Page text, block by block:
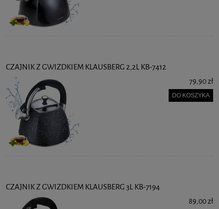
CZAJNIK Z GWIZDKIEM KLAUSBERG 2,2L KB-7412
79,90 zł
DO KOSZYKA
CZAJNIK Z GWIZDKIEM KLAUSBERG 3L KB-7194
89,00 zł